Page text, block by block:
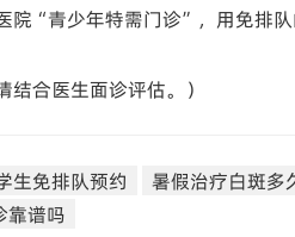
院“青少年特需门诊”，用免排
合医生面诊评估。）
生免排队预约
暑假治疗白斑多
靠谱吗